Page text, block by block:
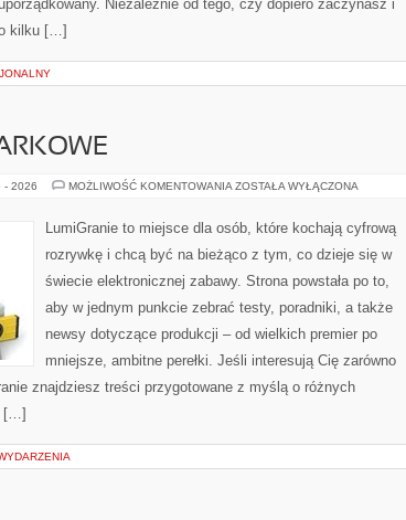
Niezależnie od tego, czy dopiero zaczynasz i
kilku […]
- 2026 MOŻLIWOŚĆ KOMENTOWANIA GRY
ZOSTAŁA WYŁĄCZONA
LumiGranie to miejsce dla osób, które kochają cyfrową
rozrywkę i chcą być na bieżąco z tym, co dzieje się w
świecie elektronicznej zabawy. Strona powstała po to,
aby w jednym punkcie zebrać testy, poradniki, a także
newsy dotyczące produkcji – od wielkich premier po
mniejsze, ambitne perełki. Jeśli interesują Cię zarówno
znajdziesz treści przygotowane z myślą o różnych
[…]